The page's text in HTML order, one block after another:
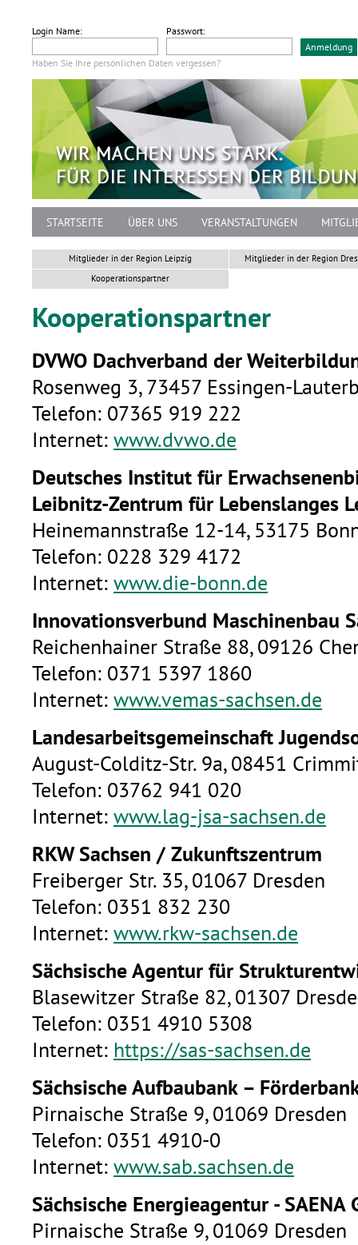
Login Name: Passwort:
Haben Sie Ihre persönlichen Daten vergessen?
STARTSEITE ÜBER UNS VERANSTALTUNGEN
Mitglieder in der Region Leipzig
Mitglieder in der Region
Kooperationspartner
Kooperationspartner
DVWO Dachverband der
Rosenweg 3, 73457 Essingen-
Telefon: 07365 919 222
Internet: www.dvwo.de
Deutsches Institut für
Leibnitz-Zentrum für Lebenslanges
Heinemannstraße 12-14, 53175
Telefon: 0228 329 4172
Internet: www.die-bonn.de
Innovationsverbund Maschinenbau
Reichenhainer Straße 88, 09126
Telefon: 0371 5397 1860
Internet: www.vemas-sachsen.de
Landesarbeitsgemeinschaft
August-Colditz-Str. 9a, 08451
Telefon: 03762 941 020
Internet: www.lag-jsa-sachsen.de
RKW Sachsen / Zukunftszentrum
Freiberger Str. 35, 01067 Dresden
Telefon: 0351 832 230
Internet: www.rkw-sachsen.de
Sächsische Agentur für
Blasewitzer Straße 82, 01307
Telefon: 0351 4910 5308
Internet: https://sas-sachsen.de
Sächsische Aufbaubank –
Pirnaische Straße 9, 01069 Dresden
Telefon: 0351 4910-0
Internet: www.sab.sachsen.de
Sächsische Energieagentur - SAENA
Pirnaische Straße 9, 01069 Dresden